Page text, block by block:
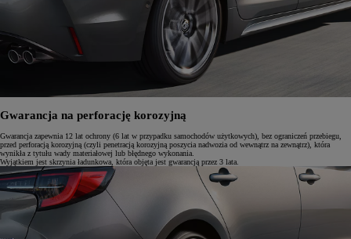
Gwarancja na perforację korozyjną
Gwarancja zapewnia 12 lat ochrony (6 lat w przypadku samochodów użytkowych), bez ograniczeń przebiegu,
przed perforacją korozyjną (czyli penetracją korozyjną poszycia nadwozia od wewnątrz na zewnątrz), która
wynikła z tytułu wady materiałowej lub błędnego wykonania.
Wyjątkiem jest skrzynia ładunkowa, która objęta jest gwarancją przez 3 lata.